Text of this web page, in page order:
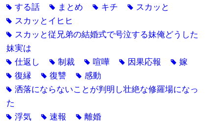
tagする話 tag まとめ tag キチ tag スカッと
tag スカッとイヒヒ
tag スカッと従兄弟の結婚式で号泣する妹俺どうした
妹実は
tag仕返し tag制裁 tag 喧嘩 tag 因果応報 tag嫁
tag復縁 tag復讐 tag感動
tag洒落にならないことが判明し壮絶な修羅場になっ
た
tag浮気 tag速報 tag離婚